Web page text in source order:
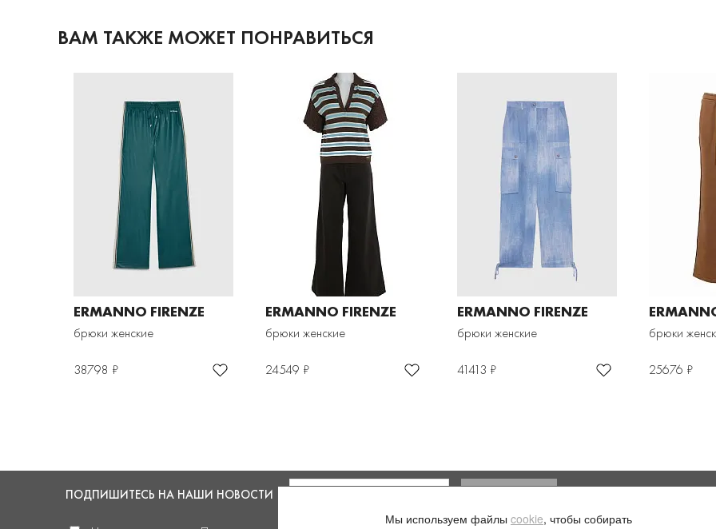
ВАМ ТАКЖЕ МОЖЕТ ПОНРАВИТЬСЯ
ERMANNO FIRENZE
брюки женские
38798 ₽
ERMANNO FIRENZE
брюки женские
24549 ₽
ERMANNO FIRENZE
брюки женские
41413 ₽
брюки
25676 ₽
ПОДПИШИТЕСЬ НА НАШИ НОВОСТИ
Мы используем файлы cookie, чтобы собирать